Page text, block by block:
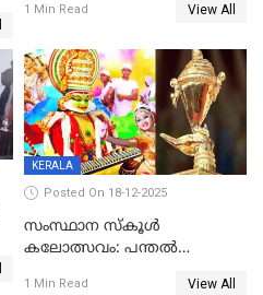
യുവതി
1 Min Read View All
KERALA
Posted On 18-12-2025
സംസ്ഥാന സ്കൂൾ
കലോത്സവം: പന്തൽ
1 Min Read View All